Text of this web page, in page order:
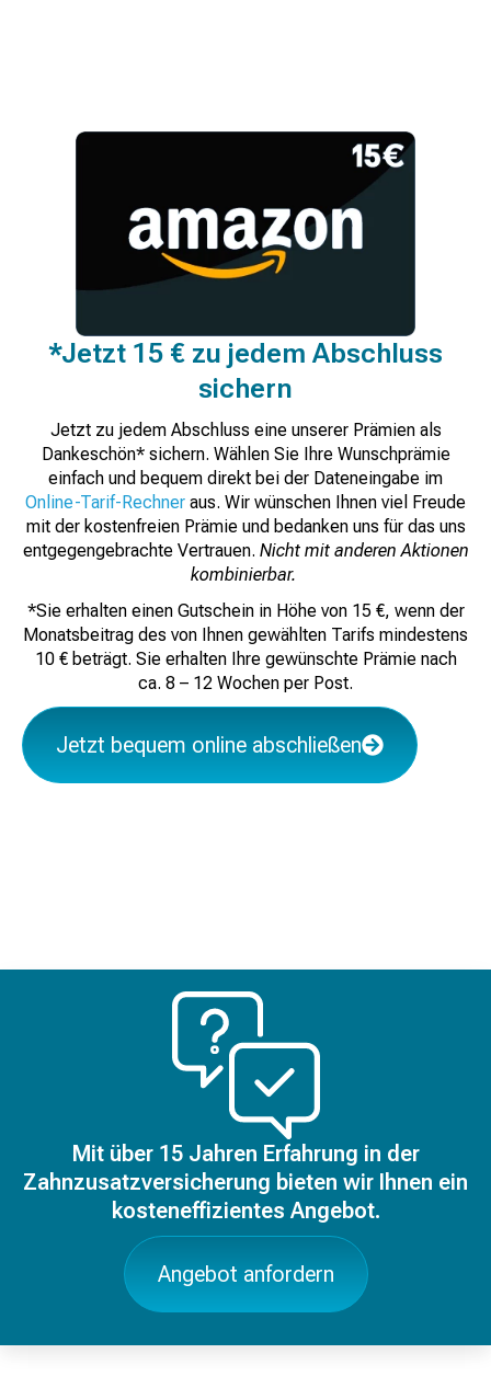
*Jetzt 15 € zu jedem Abschluss
sichern
Jetzt zu jedem Abschluss eine unserer Prämien als
Dankeschön* sichern. Wählen Sie Ihre Wunschprämie
einfach und bequem direkt bei der Dateneingabe im
Online-Tarif-Rechner aus. Wir wünschen Ihnen viel Freude
mit der kostenfreien Prämie und bedanken uns für das uns
entgegengebrachte Vertrauen. Nicht mit anderen Aktionen
kombinierbar.
*Sie erhalten einen Gutschein in Höhe von 15 €, wenn der
Monatsbeitrag des von Ihnen gewählten Tarifs mindestens
10 € beträgt. Sie erhalten Ihre gewünschte Prämie nach
ca. 8 – 12 Wochen per Post.
Jetzt bequem online abschließen
Mit über 15 Jahren Erfahrung in der
Zahnzusatzversicherung bieten wir Ihnen ein
kosteneffizientes Angebot.
Angebot anfordern